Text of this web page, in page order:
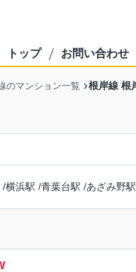
トップ お問い合わせ
のマンション一覧 根岸線 根
/横浜駅 /青葉台駅 /あざみ野駅